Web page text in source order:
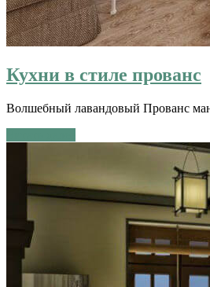
Кухни в стиле прованс
Волшебный лавандовый Прованс